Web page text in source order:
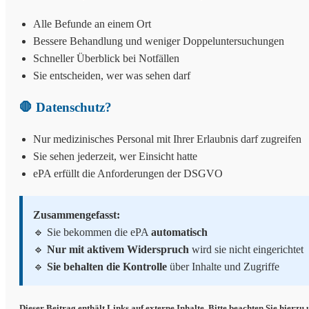
Alle Befunde an einem Ort
Bessere Behandlung und weniger Doppeluntersuchungen
Schneller Überblick bei Notfällen
Sie entscheiden, wer was sehen darf
🛑 Datenschutz?
Nur medizinisches Personal mit Ihrer Erlaubnis darf zugreifen
Sie sehen jederzeit, wer Einsicht hatte
ePA erfüllt die Anforderungen der DSGVO
Zusammengefasst:
🔹 Sie bekommen die ePA automatisch
🔹 Nur mit aktivem Widerspruch wird sie nicht eingerichtet
🔹 Sie behalten die Kontrolle über Inhalte und Zugriffe